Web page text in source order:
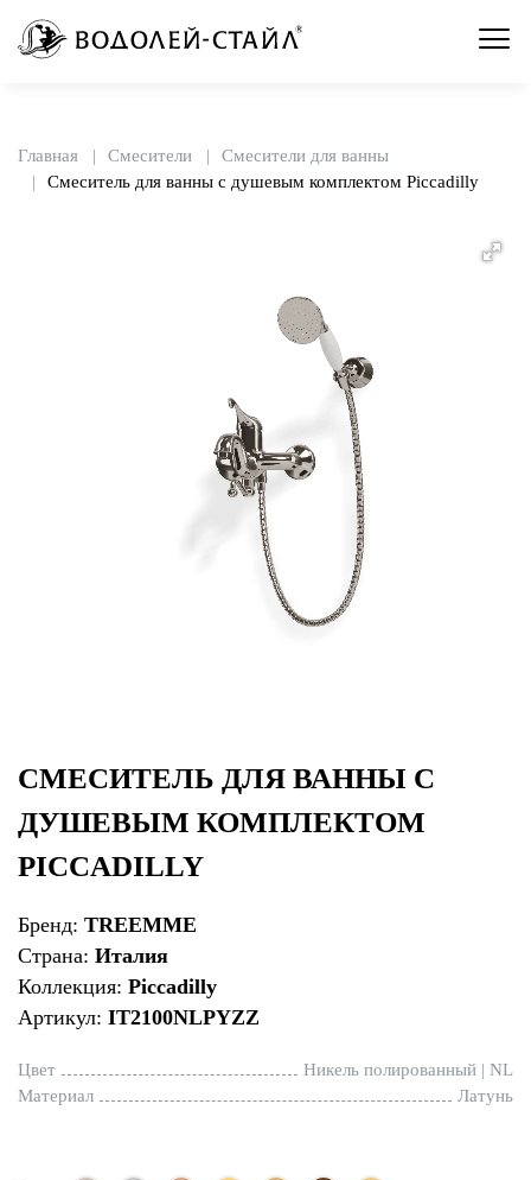
Главная Смесители
Смесители для ванны
Смеситель для ванны с душевым комплектом Piccadilly
СМЕСИТЕЛЬ ДЛЯ ВАННЫ С
ДУШЕВЫМ КОМПЛЕКТОМ
PICCADILLY
Бренд: TREEMME
Страна: Италия
Коллекция: Piccadilly
Артикул: IT2100NLPYZZ
Цвет
Никель полированный | NL
Материал
Латунь